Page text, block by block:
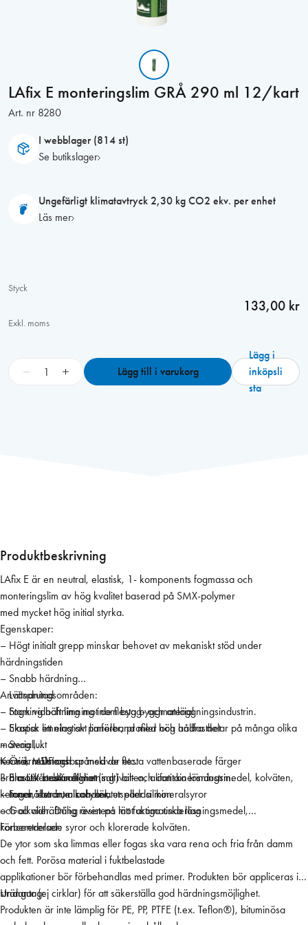
LAfix E monteringslim GRÅ 290 ml 12/kart
Art. nr 8280
I webblager (814 st)
Se butikslager
Ungefärligt klimatavtryck 2,30 kg CO2 ekv. per enhet
Läs mer
Styck
133,00 kr
Exkl. moms
i
n
g
s
l
i
m
G
R
Å
2
9
0
m
l
1
2
/
k
a
r
t
+ Lägg till i varukorg
Lägg i
inköpsli
sta
Produktbeskrivning
LAfix E är en neutral, elastisk, 1- komponents fogmassa och
monteringslim av hög kvalitet baserad på SMX-polymer
med mycket hög initial styrka.
Egenskaper:
– Högt initialt grepp minskar behovet av mekaniskt stöd under
härdningstiden
– Snabb härdning
– Lättsprutad
– Stark vidhäftning mot de flesta byggmaterial
– Skapar ett elastiskt limförband med hög hållfasthet
– Svag lukt
– Övermålningsbar med de flesta vattenbaserade färger
– Bra UV-beständighet
– Innehåller inte isocyanater eller silikon
– God vidhäftning även på lätt fuktiga underlag
Användningsområden:
– Fogning och limning inom bygg- och anläggningsindustrin.
– Elastisk limning av paneler, profiler och andra delar på många olika
material,
tex trä, MDF och spånskivor etc.
– Elastisk strukturell limning i bil- och containerindustrin.
– Fogar i badrum och kök.
Kemisk resistans:
Bra motståndskraft mot (salt)vatten, alifatiska lösningsmedel, kolväten,
ketoner, estrar, alkoholer, utspädda mineralsyror
och alkalier. Dålig resistens mot aromatiska lösningsmedel,
koncentrerade syror och klorerade kolväten.
Förberedelser:
De ytor som ska limmas eller fogas ska vara rena och fria från damm
och fett. Porösa material i fuktbelastade
applikationer bör förbehandlas med primer. Produkten bör appliceras i
strängar (ej cirklar) för att säkerställa god härdningsmöjlighet.
Undantag:
Produkten är inte lämplig för PE, PP, PTFE (t.ex. Teflon®), bituminösa